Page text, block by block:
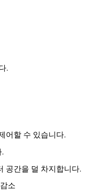
.
어할 수 있습니다.
공간을 덜 차지합니다.
소